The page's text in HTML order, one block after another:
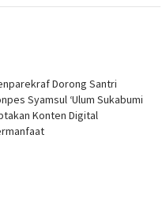
Dorong Santri
Syamsul ‘Ulum Sukabumi
Konten Digital